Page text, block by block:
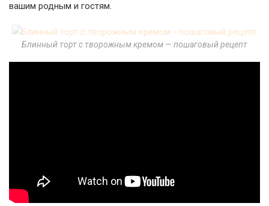
вашим родным и гостям.
Блинный торт с творожным кремом — пошаговый рецепт